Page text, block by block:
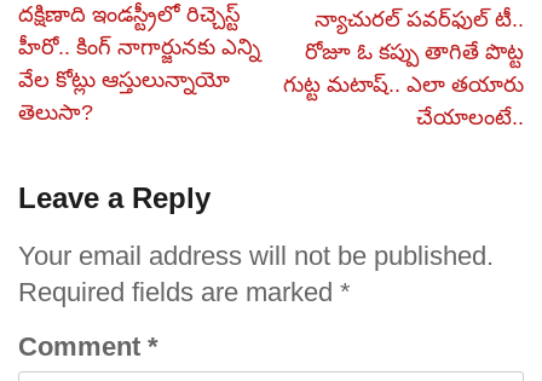
దక్షిణాది ఇండస్ట్రీలో రిచ్చెస్ట్
హీరో.. కింగ్ నాగార్జునకు ఎన్ని
వేల కోట్లు ఆస్తులున్నాయో
తెలుసా?
న్యాచురల్ పవర్‌ఫుల్ టీ..
రోజూ ఓ కప్పు తాగితే పొట్ట
గుట్ట మటాష్.. ఎలా తయారు
చేయాలంటే..
Leave a Reply
Your email address will not be published.
Required fields are marked *
Comment *